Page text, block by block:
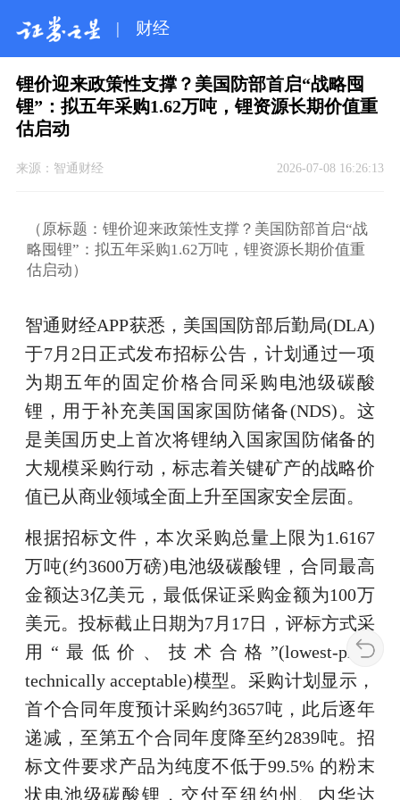
| 财经
锂价迎来政策性支撑？美国防部首启“战略囤
锂”：拟五年采购1.62万吨，锂资源长期价值重
估启动
来源： 智通财经 2026-07-08 16:26:13
（原标题：锂价迎来政策性支撑？美国防部首启“战
略囤锂”：拟五年采购1.62万吨，锂资源长期价值重
估启动）
智通财经APP获悉，美国国防部后勤局(DLA)
于7月2日正式发布招标公告，计划通过一项
为期五年的固定价格合同采购电池级碳酸
锂，用于补充美国国家国防储备(NDS)。这
是美国历史上首次将锂纳入国家国防储备的
大规模采购行动，标志着关键矿产的战略价
值已从商业领域全面上升至国家安全层面。
根据招标文件，本次采购总量上限为1.6167
万吨(约3600万磅)电池级碳酸锂，合同最高
金额达3亿美元，最低保证采购金额为100万
美元。投标截止日期为7月17日，评标方式采
用“最低价、技术合格”(lowest-price
technically acceptable)模型。采购计划显示，
首个合同年度预计采购约3657吨，此后逐年
递减，至第五个合同年度降至约2839吨。招
标文件要求产品为纯度不低于99.5% 的粉末
状电池级碳酸锂，交付至纽约州、内华达